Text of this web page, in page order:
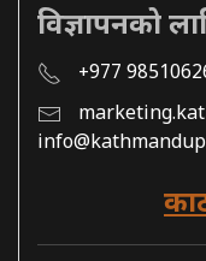
विज्ञापनको
+977